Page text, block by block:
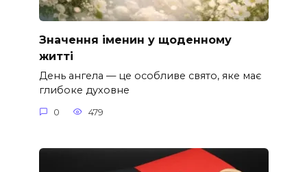
Значення іменин у щоденному
житті
День ангела — це особливе свято, яке має
глибоке духовне
0 479